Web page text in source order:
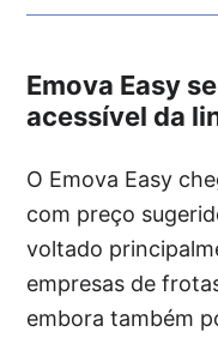
Emova Easy
acessível da
O Emova Easy
com preço
voltado
empresas de
embora também